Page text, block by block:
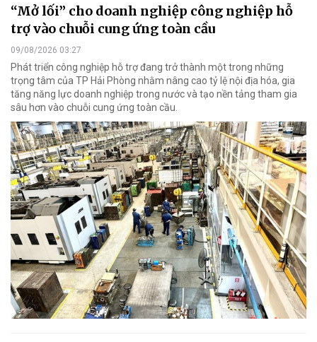
“Mở lối” cho doanh nghiệp công nghiệp hỗ
trợ vào chuỗi cung ứng toàn cầu
09/08/2026 03:27
Phát triển công nghiệp hỗ trợ đang trở thành một trong những
trọng tâm của TP Hải Phòng nhằm nâng cao tỷ lệ nội địa hóa, gia
tăng năng lực doanh nghiệp trong nước và tạo nền tảng tham gia
sâu hơn vào chuỗi cung ứng toàn cầu.